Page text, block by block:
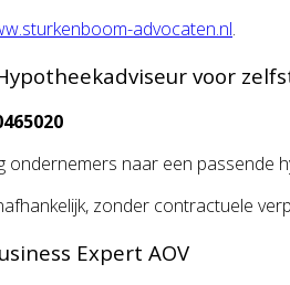
advocaten.nl.
voor
ondernemers naar een passende
zonder contractuele
Expert AOV